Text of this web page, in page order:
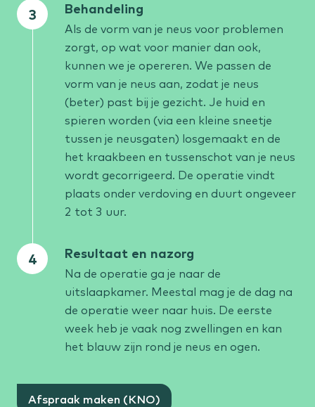
Behandeling
Als de vorm van je neus voor problemen
zorgt, op wat voor manier dan ook,
kunnen we je opereren. We passen de
vorm van je neus aan, zodat je neus
(beter) past bij je gezicht. Je huid en
spieren worden (via een kleine sneetje
tussen je neusgaten) losgemaakt en de
het kraakbeen en tussenschot van je neus
wordt gecorrigeerd. De operatie vindt
plaats onder verdoving en duurt ongeveer
2 tot 3 uur.
Resultaat en nazorg
Na de operatie ga je naar de
uitslaapkamer. Meestal mag je de dag na
de operatie weer naar huis. De eerste
week heb je vaak nog zwellingen en kan
het blauw zijn rond je neus en ogen.
Afspraak maken (KNO)